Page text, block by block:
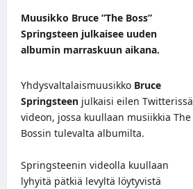
Muusikko Bruce ”The Boss”
Springsteen julkaisee uuden
albumin marraskuun aikana.
Yhdysvaltalaismuusikko Bruce
Springsteen julkaisi eilen Twitterissä
videon, jossa kuullaan musiikkia The
Bossin tulevalta albumilta.
Springsteenin videolla kuullaan
lyhyitä pätkiä levyltä löytyvistä